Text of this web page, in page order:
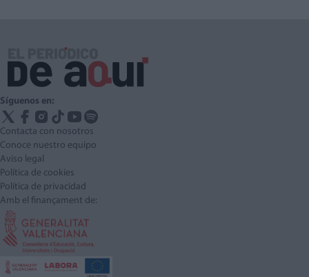
Síguenos en:
Contacta con nosotros
Conoce nuestro equipo
Aviso legal
Política de cookies
Política de privacidad
Amb el finançament de: